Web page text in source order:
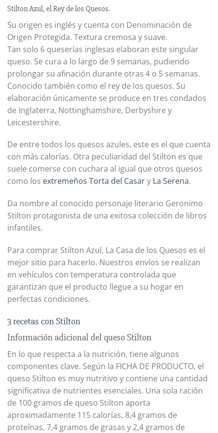
Stilton Azul, el Rey de los Quesos.
Su origen es inglés y cuenta con Denominación de
Origen Protegida. Textura cremosa y suave.
Tan solo 6 queserías inglesas elaboran este singular
queso. Se cura a lo largo de 9 semanas, pudiendo
prolongar su afinación durante otras 4 o 5 semanas.
Conocido también como el rey de los quesos. Su
elaboración únicamente se produce en tres condados
de Inglaterra, Nottinghamshire, Derbyshire y
Leicestershire.
De entre todos los quesos azules, este es el que cuenta
con más calorías. Otra peculiaridad del Stilton es que
suele comerse con cuchara al igual que otros quesos
como los extremeños Torta del Casary La Serena.
Da nombre al conocido personaje literario Geronimo
Stilton protagonista de una exitosa colección de libros
infantiles.
Para comprar Stilton Azul, La Casa de los Quesos es el
mejor sitio para hacerlo. Nuestros envíos se realizan
en vehículos con temperatura controlada que
garantizan que el producto llegue a su hogar en
perfectas condiciones.
3 recetas con Stilton
Información adicional del queso Stilton
En lo que respecta a la nutrición, tiene algunos
componentes clave. Según la FICHA DE PRODUCTO, el
queso Stilton es muy nutritivo y contiene una cantidad
significativa de nutrientes esenciales. Una sola ración
de 100 gramos de queso Stilton aporta
aproximadamente 115 calorías, 8,4 gramos de
proteínas, 7,4 gramos de grasas y 2,4 gramos de